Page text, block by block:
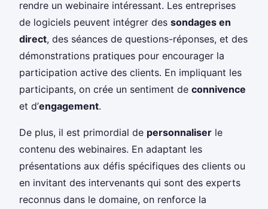
rendre un webinaire intéressant. Les entreprises
de logiciels peuvent intégrer des sondages en
direct, des séances de questions-réponses, et des
démonstrations pratiques pour encourager la
participation active des clients. En impliquant les
participants, on crée un sentiment de connivence
et d’engagement.
De plus, il est primordial de personnaliser le
contenu des webinaires. En adaptant les
présentations aux défis spécifiques des clients ou
en invitant des intervenants qui sont des experts
reconnus dans le domaine, on renforce la